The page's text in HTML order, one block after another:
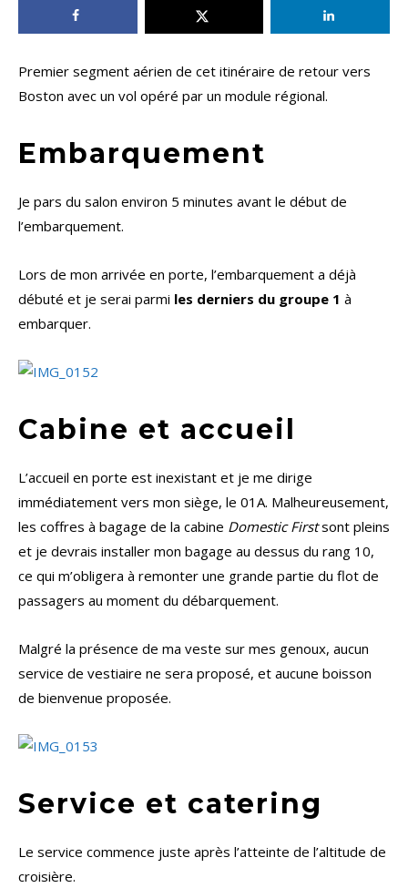
Premier segment aérien de cet itinéraire de retour vers
Boston avec un vol opéré par un module régional.
Embarquement
Je pars du salon environ 5 minutes avant le début de
l’embarquement.
Lors de mon arrivée en porte, l’embarquement a déjà
débuté et je serai parmi les derniers du groupe 1 à
embarquer.
Cabine et accueil
L’accueil en porte est inexistant et je me dirige
immédiatement vers mon siège, le 01A. Malheureusement,
les coffres à bagage de la cabine Domestic Firstsont pleins
et je devrais installer mon bagage au dessus du rang 10,
ce qui m’obligera à remonter une grande partie du flot de
passagers au moment du débarquement.
Malgré la présence de ma veste sur mes genoux, aucun
service de vestiaire ne sera proposé, et aucune boisson
de bienvenue proposée.
Service et catering
Le service commence juste après l’atteinte de l’altitude de
croisière.